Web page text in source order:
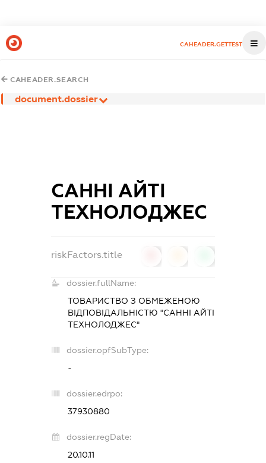
CAHEADER.GETTEST
CAHEADER.SEARCH
document.dossier
САННІ АЙТІ
ТЕХНОЛОДЖЕС
riskFactors.title
dossier.fullName:
ТОВАРИСТВО З ОБМЕЖЕНОЮ
ВІДПОВІДАЛЬНІСТЮ "САННІ АЙТІ
ТЕХНОЛОДЖЕС"
dossier.opfSubType:
-
dossier.edrpo:
37930880
dossier.regDate:
20.10.11